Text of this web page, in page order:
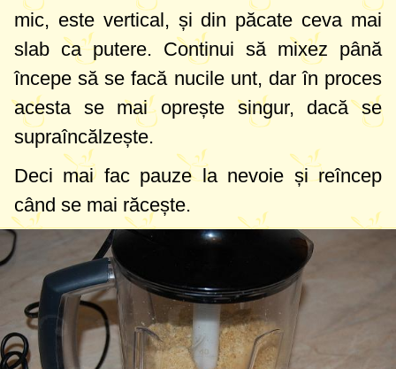
mic, este vertical, și din păcate ceva mai
slab ca putere. Continui să mixez până
începe să se facă nucile unt, dar în proces
acesta se mai oprește singur, dacă se
supraîncălzește.
Deci mai fac pauze la nevoie și reîncep
când se mai răcește.